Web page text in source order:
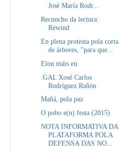
José María Rodr...
Recuncho da lectura:
Rewind
En plena protesta pola corta
de árbores, "para que...
Elon máis eu
.GAL Xosé Carlos
Rodríguez Rañón
Mañá, pola paz
O pobo e(n) festa (2015)
NOTA INFORMATIVA DA
PLATAFORMA POLA
DEFENSA DAS NO...